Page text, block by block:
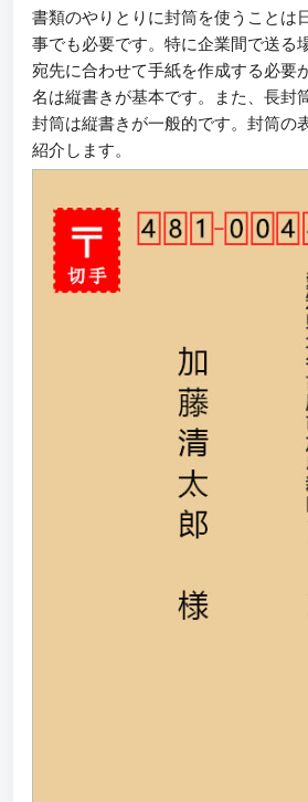
書類のやりとりに封筒を使うことは
事でも必要です。特に企業間で送る
宛先に合わせて手紙を作成する必要
名は縦書きが基本です。また、長封
封筒は縦書きが一般的です。封筒の
紹介します。